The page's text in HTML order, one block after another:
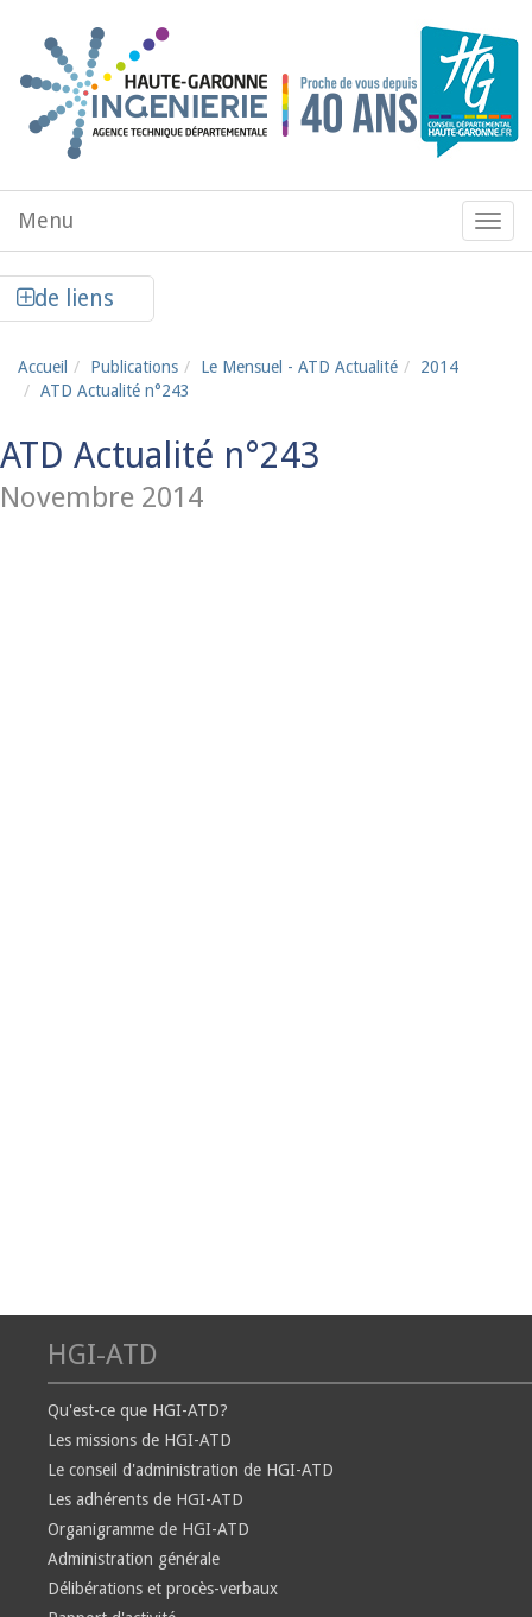
Menu
de
Menu
de liens
Accueil Publications Le Mensuel - ATD Actualité
2014
ATD Actualité n°243
ATD Actualité n°243
Novembre 2014
HGI-ATD
Qu'est-ce que HGI-ATD?
Les missions de HGI-ATD
Le conseil d'administration de HGI-ATD
Les adhérents de HGI-ATD
Organigramme de HGI-ATD
Administration générale
Délibérations et procès-verbaux